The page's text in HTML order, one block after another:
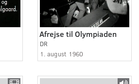
Afrejse til Olympiaden
DR
1. august 1960